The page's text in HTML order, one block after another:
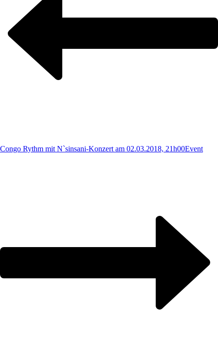
Congo Rythm mit N`sinsani-Konzert am 02.03.2018, 21h00Event